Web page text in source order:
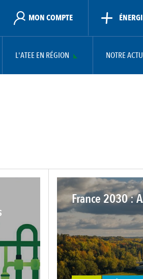
MON COMPTE
L'ATEE EN RÉGION NOTRE
France 2030 :